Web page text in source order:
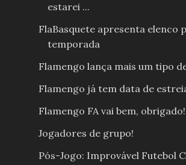
estarei ...
FlaBasquete apresenta elenco
temporada
Flamengo lança mais um tipo
Flamengo já tem data de
Flamengo FA vai bem, obrigado!
Jogadores de grupo!
Pós-Jogo: Improvável Futebol